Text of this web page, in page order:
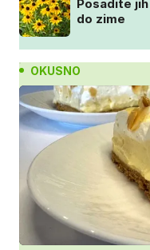
Posadite
do zime
OKUSNO